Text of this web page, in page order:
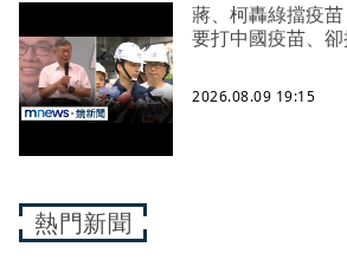
蔣、柯轟綠擋疫
要打中國疫苗、
2026.08.09 19:15
熱門新聞